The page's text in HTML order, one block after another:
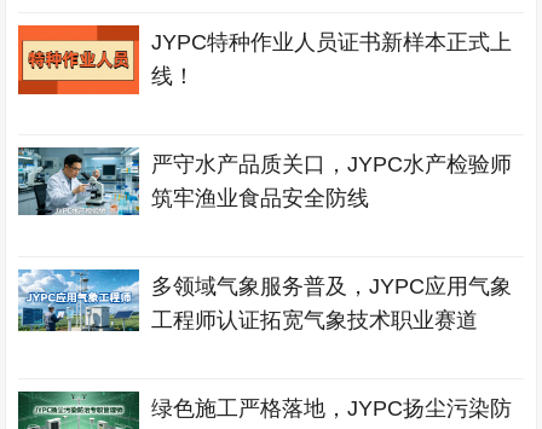
JYPC特种作业人员证书新样本正式上
线！
严守水产品质关口，JYPC水产检验师
筑牢渔业食品安全防线
多领域气象服务普及，JYPC应用气象
工程师认证拓宽气象技术职业赛道
绿色施工严格落地，JYPC扬尘污染防